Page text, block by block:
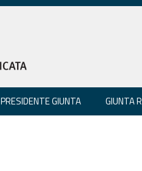
PRESIDENTE GIUNTA GIUNTA